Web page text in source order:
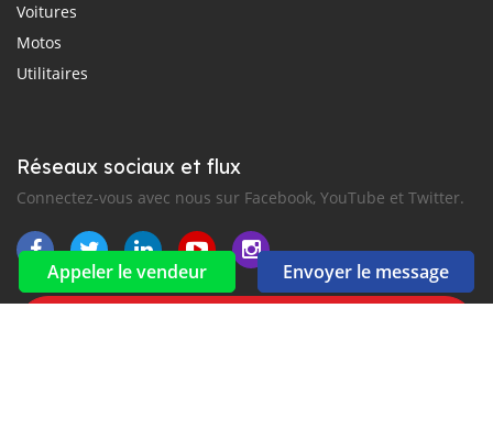
Appeler le vendeur Envoyer le message
Voitures
Motos
Utilitaires
Réseaux sociaux et flux
Connectez-vous avec nous sur Facebook, YouTube et Twitter.